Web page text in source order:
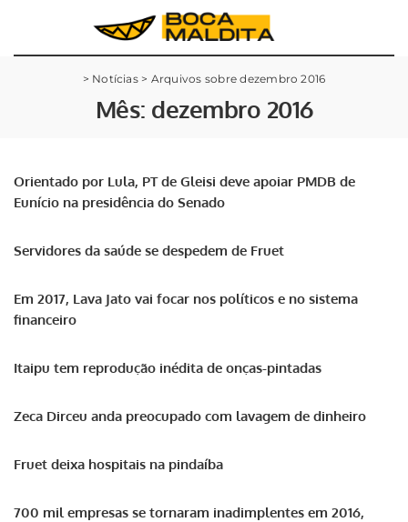
> Notícias> Arquivos sobre dezembro 2016
Mês: dezembro 2016
Orientado por Lula, PT de Gleisi deve apoiar PMDB de
Eunício na presidência do Senado
Servidores da saúde se despedem de Fruet
Em 2017, Lava Jato vai focar nos políticos e no sistema
financeiro
Itaipu tem reprodução inédita de onças-pintadas
Zeca Dirceu anda preocupado com lavagem de dinheiro
Fruet deixa hospitais na pindaíba
700 mil empresas se tornaram inadimplentes em 2016,